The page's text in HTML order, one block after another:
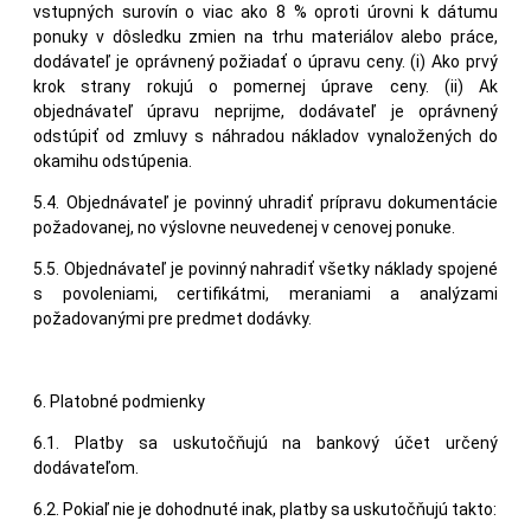
vstupných surovín o viac ako 8 % oproti úrovni k dátumu
ponuky v dôsledku zmien na trhu materiálov alebo práce,
dodávateľ je oprávnený požiadať o úpravu ceny. (i) Ako prvý
krok strany rokujú o pomernej úprave ceny. (ii) Ak
objednávateľ úpravu neprijme, dodávateľ je oprávnený
odstúpiť od zmluvy s náhradou nákladov vynaložených do
okamihu odstúpenia.
5.4. Objednávateľ je povinný uhradiť prípravu dokumentácie
požadovanej, no výslovne neuvedenej v cenovej ponuke.
5.5. Objednávateľ je povinný nahradiť všetky náklady spojené
s povoleniami, certifikátmi, meraniami a analýzami
požadovanými pre predmet dodávky.
6. Platobné podmienky
6.1. Platby sa uskutočňujú na bankový účet určený
dodávateľom.
6.2. Pokiaľ nie je dohodnuté inak, platby sa uskutočňujú takto: